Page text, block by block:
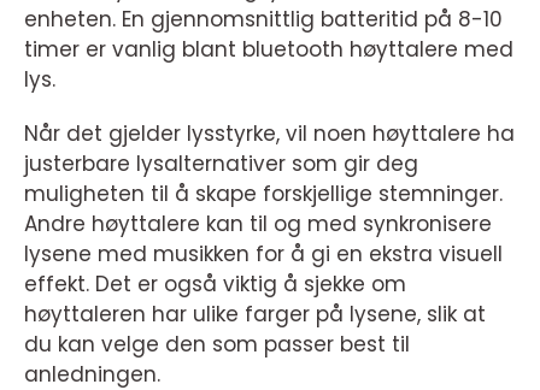
enheten. En gjennomsnittlig batteritid på 8-10
timer er vanlig blant bluetooth høyttalere med
lys.
Når det gjelder lysstyrke, vil noen høyttalere ha
justerbare lysalternativer som gir deg
muligheten til å skape forskjellige stemninger.
Andre høyttalere kan til og med synkronisere
lysene med musikken for å gi en ekstra visuell
effekt. Det er også viktig å sjekke om
høyttaleren har ulike farger på lysene, slik at
du kan velge den som passer best til
anledningen.